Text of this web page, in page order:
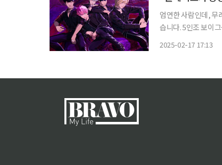
엄연한 사람인데, 무례해! 글쎄, 가상의 인물 아냐? 지난밤, 뜻밖의 인물
습니다. 5인조 보이
2025-02-17 17:13